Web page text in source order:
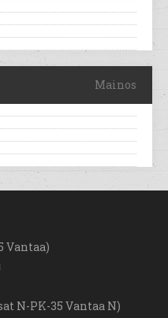
Mainos
Vantaa)
N-PK-35 Vantaa N)